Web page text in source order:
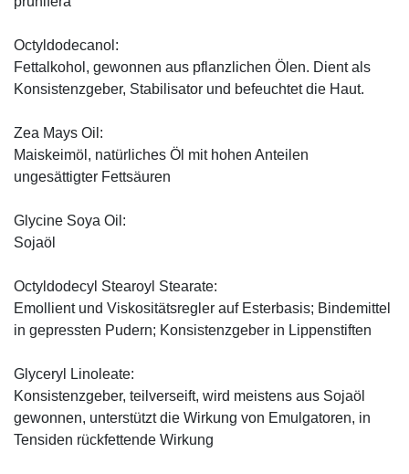
Octyldodecanol:
Fettalkohol, gewonnen aus pflanzlichen Ölen. Dient als
Konsistenzgeber, Stabilisator und befeuchtet die Haut.
Zea Mays Oil:
Maiskeimöl, natürliches Öl mit hohen Anteilen
ungesättigter Fettsäuren
Glycine Soya Oil:
Sojaöl
Octyldodecyl Stearoyl Stearate:
Emollient und Viskositätsregler auf Esterbasis; Bindemittel
in gepressten Pudern; Konsistenzgeber in Lippenstiften
Glyceryl Linoleate:
Konsistenzgeber, teilverseift, wird meistens aus Sojaöl
gewonnen, unterstützt die Wirkung von Emulgatoren, in
Tensiden rückfettende Wirkung